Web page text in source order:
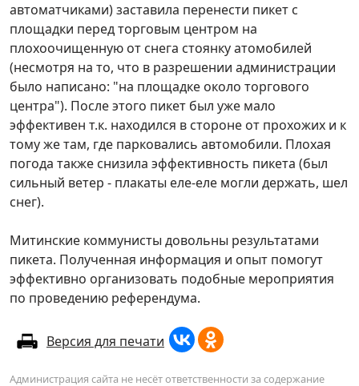
автоматчиками) заставила перенести пикет с
площадки перед торговым центром на
плохоочищенную от снега стоянку атомобилей
(несмотря на то, что в разрешении администрации
было написано: "на площадке около торгового
центра"). После этого пикет был уже мало
эффективен т.к. находился в стороне от прохожих и к
тому же там, где парковались автомобили. Плохая
погода также снизила эффективность пикета (был
сильный ветер - плакаты еле-еле могли держать, шел
снег).
Митинские коммунисты довольны результатами
пикета. Полученная информация и опыт помогут
эффективно организовать подобные мероприятия
по проведению референдума.
Версия для печати
Администрация сайта не несёт ответственности за содержание